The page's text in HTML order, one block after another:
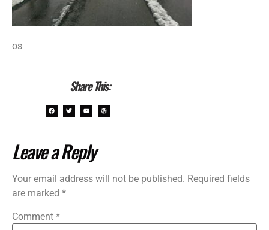
os
Share This:
Leave a Reply
Your email address will not be published. Required fields
are marked *
Comment *